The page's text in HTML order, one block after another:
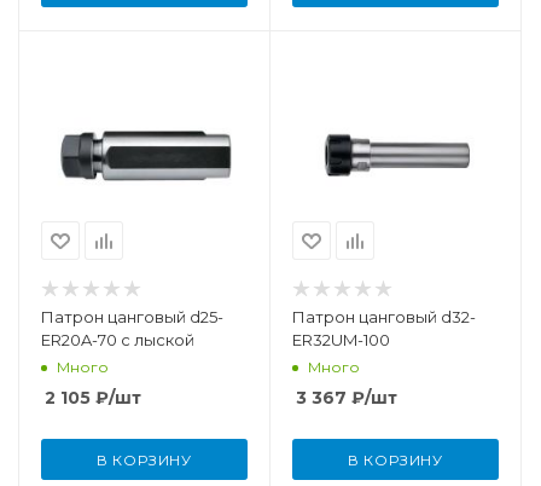
Патрон цанговый d25-
ER20A-70 с лыской
Много
2 105 ₽/шт
В КОРЗИНУ
Патрон цанговый d32-
ER32UM-100
Много
3 367 ₽/шт
В КОРЗИНУ